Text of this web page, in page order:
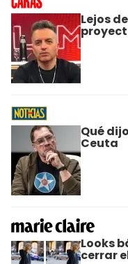
Lejos
Qué
Ceuta
Looks
cerrar